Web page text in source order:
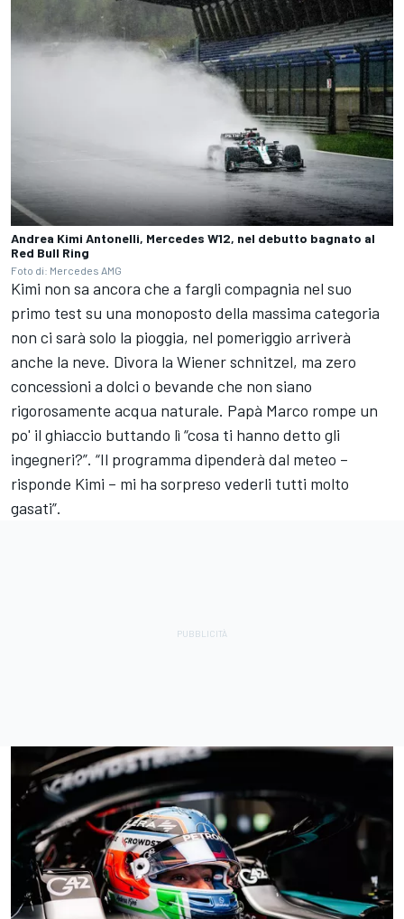
Andrea Kimi Antonelli, Mercedes W12, nel debutto bagnato al
Red Bull Ring
Foto di: Mercedes AMG
Kimi non sa ancora che a fargli compagnia nel suo
primo test su una monoposto della massima categoria
non ci sarà solo la pioggia, nel pomeriggio arriverà
anche la neve. Divora la Wiener schnitzel, ma zero
concessioni a dolci o bevande che non siano
rigorosamente acqua naturale. Papà Marco rompe un
po' il ghiaccio buttando lì “cosa ti hanno detto gli
ingegneri?”. “Il programma dipenderà dal meteo –
risponde Kimi – mi ha sorpreso vederli tutti molto
gasati”.